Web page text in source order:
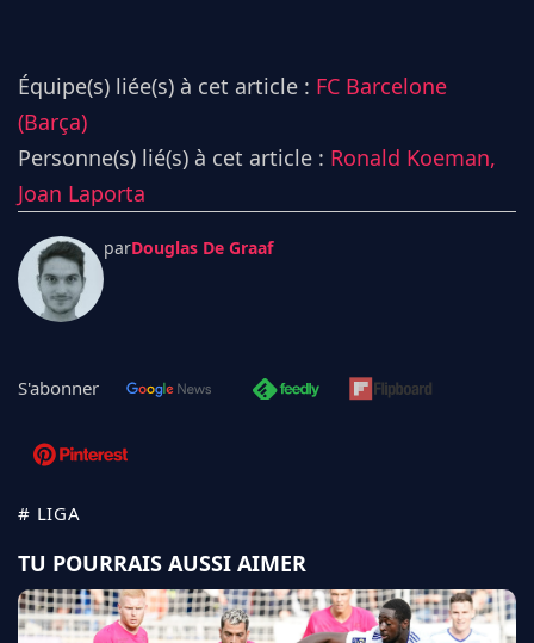
Équipe(s) liée(s) à cet article : FC Barcelone
(Barça)
Personne(s) lié(s) à cet article : Ronald Koeman,
Joan Laporta
parDouglas De Graaf
S'abonner
# LIGA
TU POURRAIS AUSSI AIMER